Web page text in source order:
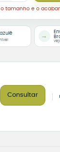
o tamanho e o
→
Consultar